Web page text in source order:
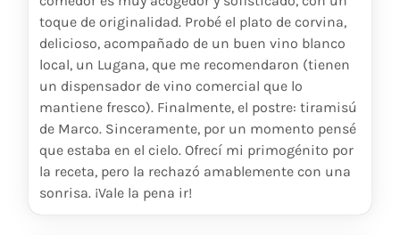
toque de originalidad. Probé el plato de corvina,
delicioso, acompañado de un buen vino blanco
local, un Lugana, que me recomendaron (tienen
un dispensador de vino comercial que lo
mantiene fresco). Finalmente, el postre: tiramisú
de Marco. Sinceramente, por un momento pensé
que estaba en el cielo. Ofrecí mi primogénito por
la receta, pero la rechazó amablemente con una
sonrisa. ¡Vale la pena ir!